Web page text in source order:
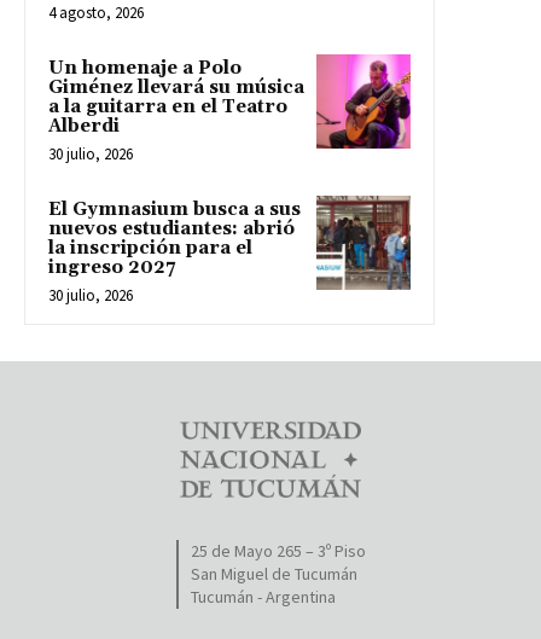
4 agosto, 2026
Un homenaje a Polo
Giménez llevará su música
a la guitarra en el Teatro
Alberdi
30 julio, 2026
El Gymnasium busca a sus
nuevos estudiantes: abrió
la inscripción para el
ingreso 2027
30 julio, 2026
25 de Mayo 265 – 3º Piso
San Miguel de Tucumán
Tucumán - Argentina